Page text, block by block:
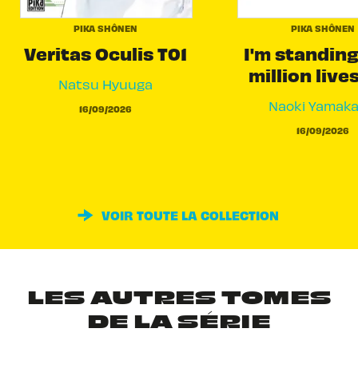
PIKA SHÔNEN
Veritas Oculis T01
Natsu Hyuuga
16/09/2026
PIKA SHÔNEN
I'm
million
Naoki
16/09/2026
VOIR TOUTE LA COLLECTION
LES AUTRES TOMES
DE LA SÉRIE